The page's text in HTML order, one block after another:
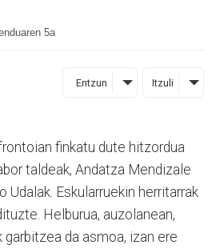
5a
Entzun Itzuli
finkatu dute hitzordua
taldeak, Andatza Mendizale
Udalak. Eskularruekin herritarrak
Helburua, auzolanean,
garbitzea da asmoa, izan ere